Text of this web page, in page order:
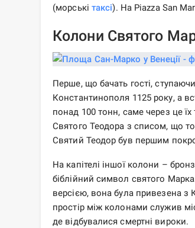
(морські таксі). На Piazza San
Колони Святого
Перше, що бачать гості,
Константинополя 1125 року, а
понад 100 тонн, саме через це
Святого Теодора з списом, що
Святий Теодор був першим
На капітелі іншої колони –
біблійний символ святого
версією, вона була привезена з
простір між колонами служив
де відбувалися смертні вироки.